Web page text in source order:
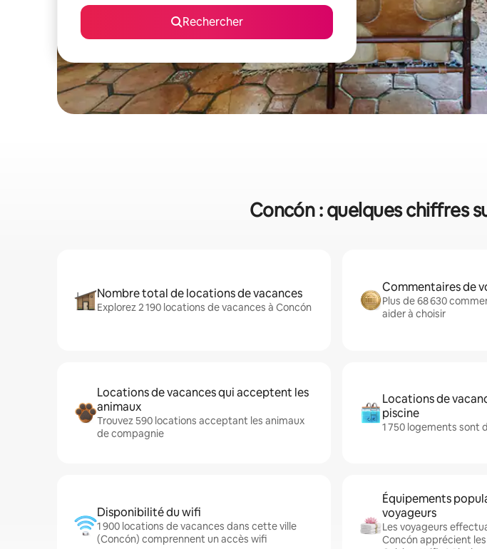
Rechercher
Concón : quelques chiffres
Nombre total de locations de vacances
Explorez 2 190 locations de vacances à Concón
Commentaires de
Plus de 68 630
aider à choisir
Locations de vacances qui acceptent les
animaux
Trouvez 590 locations acceptant les animaux
de compagnie
Locations de
piscine
1 750 logements sont
Disponibilité du wifi
1 900 locations de vacances dans cette ville
(Concón) comprennent un accès wifi
Équipements
voyageurs
Les voyageurs
Concón apprécient